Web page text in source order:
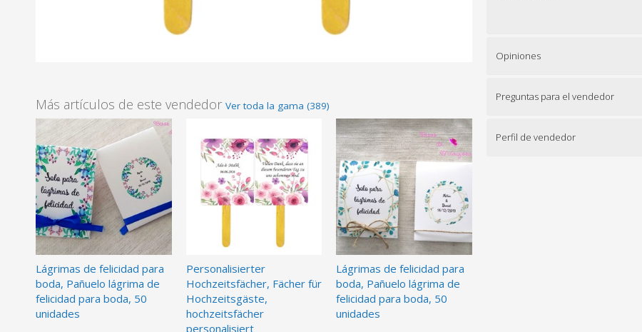
Más artículos de este vendedor Ver toda la gama (389)
Lágrimas de felicidad para
boda, Pañuelo lágrima de
felicidad para boda, 50
unidades
Personalisierter
Hochzeitsfächer, Fächer für
Hochzeitsgäste,
hochzeitsfächer
personalisiert
Lágrimas de felicidad para
boda, Pañuelo lágrima de
felicidad para boda, 50
unidades
Opiniones
Preguntas para el vendedor
Perfil de vendedor